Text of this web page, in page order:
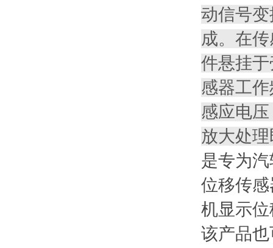
动信号
成。在
件悬挂
感器工
感应电
放大处
是专为
位移传
机显示
该产品